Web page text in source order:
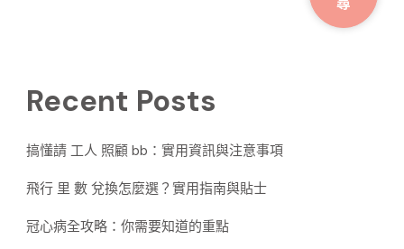
Recent Posts
搞懂請 工人 照顧 bb：實用資訊與注意事項
飛行 里 數 兌換怎麼選？實用指南與貼士
冠心病全攻略：你需要知道的重點